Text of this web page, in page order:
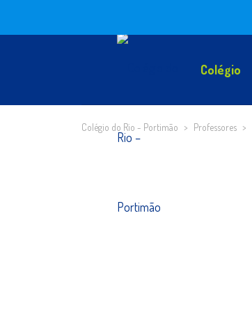
Colégio
Colégio do Rio - Portimão > Professores >